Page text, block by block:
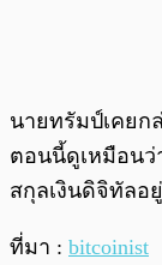
นายทรัมป์เคยก
ตอนนี้ดูเหมือนว่
สกุลเงินดิจิทัลอ
ที่มา : bitcoinist